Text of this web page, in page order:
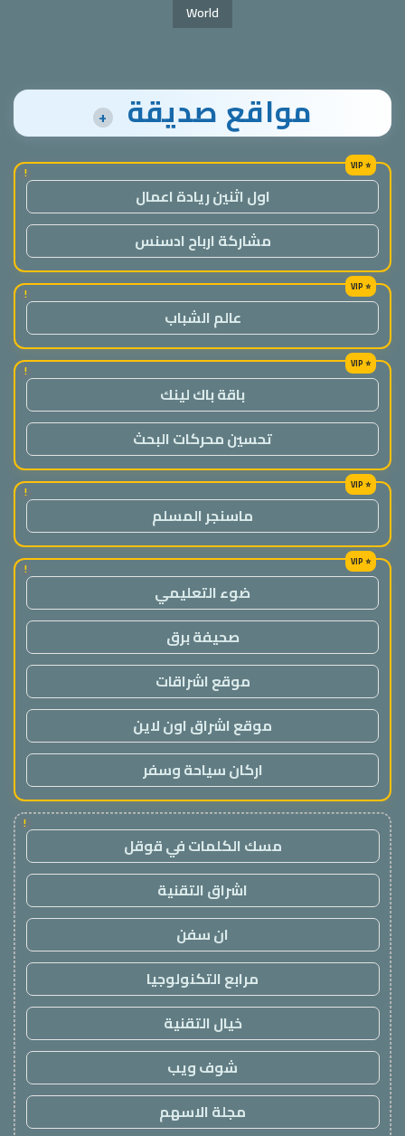
World
مواقع صديقة +
!
اول اثنين ريادة اعمال
مشاركة ارباح ادسنس
!
عالم الشباب
!
باقة باك لينك
تحسين محركات البحث
!
ماسنجر المسلم
!
ضوء التعليمي
صحيفة برق
موقع اشراقات
موقع اشراق اون لاين
اركان سياحة وسفر
!
مسك الكلمات في قوقل
اشراق التقنية
ان سفن
مرابع التكنولوجيا
خيال التقنية
شوف ويب
مجلة الاسهم